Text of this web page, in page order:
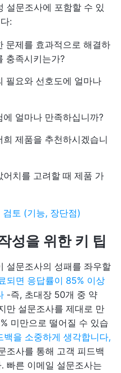
설문조사에 포함할 수 있
:
문제를 효과적으로 해결하
충족시키는가?
필요와 선호도에 얼마나
에 얼마나 만족하십니까?
제품을 추천하시겠습니
치를 고려할 때 제품 가
토 (기능, 장단점)
성을 위한 키 팁
설문조사의 성패를 좌우할
되면 응답률이 85% 이상
-즉, 초대장 50개 중 약
만 설문조사를 제대로 만
미만으로 떨어질 수 있습
을 소중하게 생각합니다,
조사를 통해 고객 피드백
빠른 이메일 설문조사는